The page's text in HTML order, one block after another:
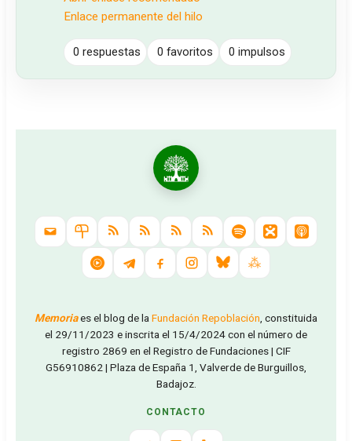
Enlace permanente del hilo
0 respuestas 0 favoritos 0 impulsos
Memoriaes el blog de la Fundación Repoblación , constituida
el 29/11/2023 e inscrita el 15/4/2024 con el número de
registro 2869 en el Registro de Fundaciones | CIF
G56910862 | Plaza de España 1, Valverde de Burguillos,
Badajoz.
CONTACTO